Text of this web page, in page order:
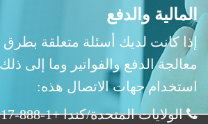
المالية والدفع
إذا كانت لديك أسئلة متعلقة بطرق
معالجة الدفع والفواتير وما إلى
استخدام جهات الاتصال هذه:
الولايات المتحدة/كندا +1-888-317-4868